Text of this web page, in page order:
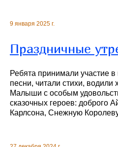
9 января 2025 г.
Праздничные
Ребята принимали участие
песни, читали стихи, водили
Малыши с особым
сказочных героев: доброго
Карлсона, Снежную